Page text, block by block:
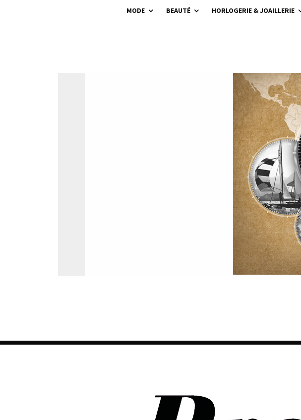
MODE BEAUTÉ HORLOGERIE & JOAILLERIE